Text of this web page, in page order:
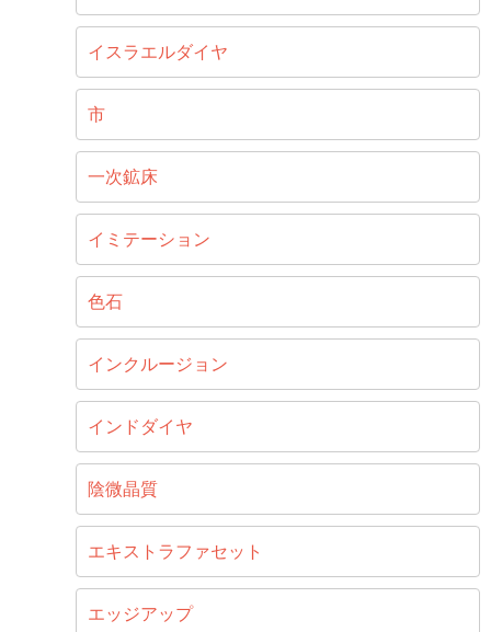
イスラエルダイヤ
市
一次鉱床
イミテーション
色石
インクルージョン
インドダイヤ
陰微晶質
エキストラファセット
エッジアップ